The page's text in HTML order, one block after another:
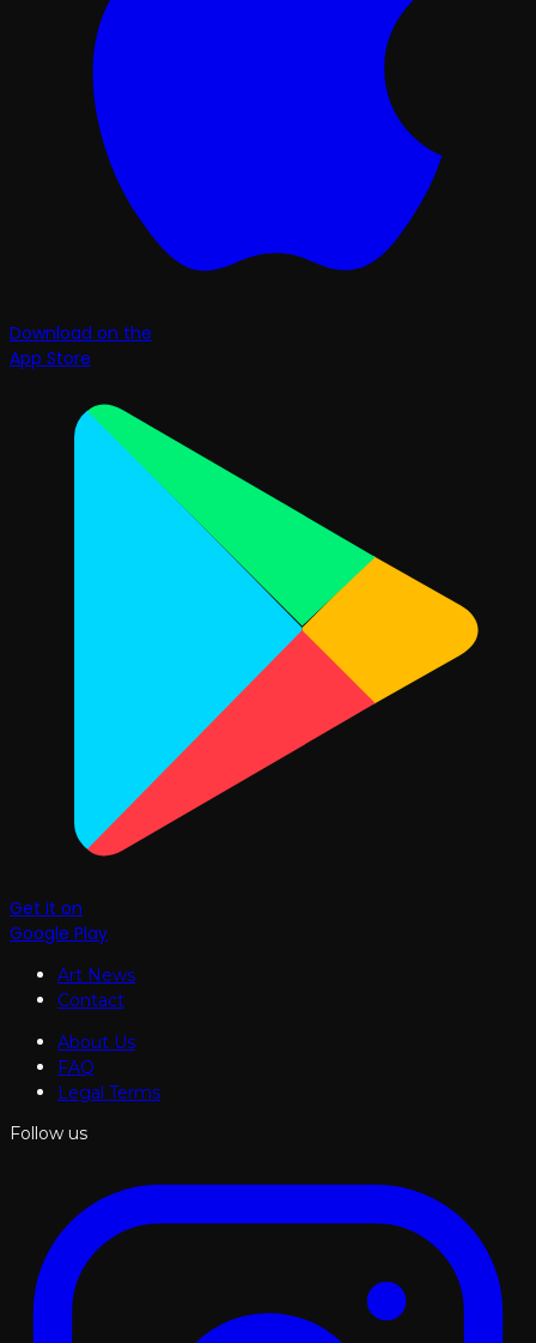
Download on the
App Store
Get it on
Google Play
Art News
Contact
About Us
FAQ
Legal Terms
Follow us